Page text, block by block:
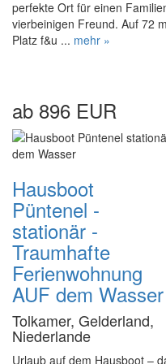
perfekte Ort für einen
vierbeinigen Freund. Auf 72
Platz f&u ... mehr »
ab 896 EUR
Hausboot
Püntenel -
stationär -
Traumhafte
Ferienwohnung
AUF dem Wasser
Tolkamer, Gelderland,
Niederlande
Urlaub auf dem Hausboot –